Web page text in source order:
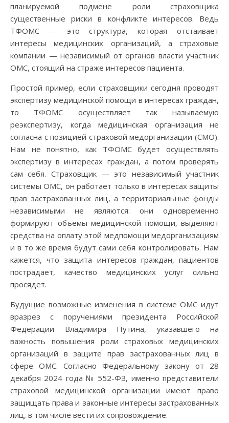
планируемой подмене роли страховщика
существенные риски в конфликте интересов. Ведь
ТФОМС — это структура, которая отстаивает
интересы медицинских организаций, а страховые
компании — независимый от органов власти участник
ОМС, стоящий на страже интересов пациента.
Простой пример, если страховщики сегодня проводят
экспертизу медицинской помощи в интересах граждан,
то ТФОМС осуществляет так называемую
реэкспертизу, когда медицинская организация не
согласна с позицией страховой медорганизации (СМО).
Нам не понятно, как ТФОМС будет осуществлять
экспертизу в интересах граждан, а потом проверять
сам себя. Страховщик — это независимый участник
системы ОМС, он работает только в интересах защиты
прав застрахованных лиц, а территориальные фонды
независимыми не являются: они одновременно
формируют объемы медицинской помощи, выделяют
средства на оплату этой медпомощи медорганизациям
и в то же время будут сами себя контролировать. Нам
кажется, что защита интересов граждан, пациентов
пострадает, качество медицинских услуг сильно
просядет.
Будущие возможные изменения в системе ОМС идут
вразрез с поручениями президента Российской
Федерации Владимира Путина, указавшего на
важность повышения роли страховых медицинских
организаций в защите прав застрахованных лиц в
сфере ОМС. Согласно Федеральному закону от 28
декабря 2024 года № 552-ФЗ, именно представители
страховой медицинской организации имеют право
защищать права и законные интересы застрахованных
лиц, в том числе вести их сопровождение.